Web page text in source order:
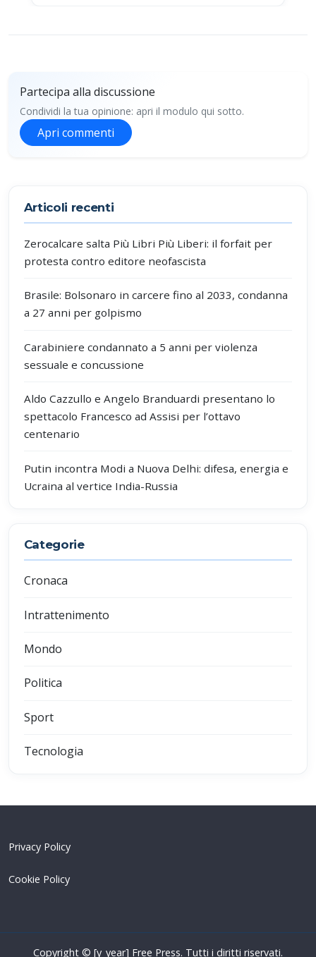
Partecipa alla discussione
Condividi la tua opinione: apri il modulo qui sotto.
Apri commenti
Articoli recenti
Zerocalcare salta Più Libri Più Liberi: il forfait per
protesta contro editore neofascista
Brasile: Bolsonaro in carcere fino al 2033, condanna
a 27 anni per golpismo
Carabiniere condannato a 5 anni per violenza
sessuale e concussione
Aldo Cazzullo e Angelo Branduardi presentano lo
spettacolo Francesco ad Assisi per l’ottavo
centenario
Putin incontra Modi a Nuova Delhi: difesa, energia e
Ucraina al vertice India-Russia
Categorie
Cronaca
Intrattenimento
Mondo
Politica
Sport
Tecnologia
Privacy Policy
Cookie Policy
Copyright © [y_year] Free Press. Tutti i diritti riservati.